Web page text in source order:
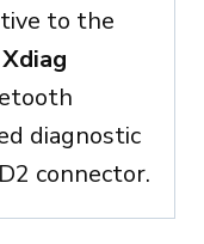
to the
Xdiag
diagnostic
connector.